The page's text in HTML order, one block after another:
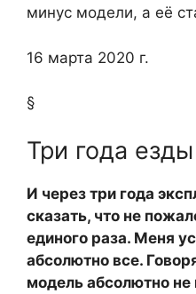
минус модели, а её
16 марта 2020 г.
§
Три года
И через три года
сказать, что не
единого раза. Меня
абсолютно все.
модель абсолютно